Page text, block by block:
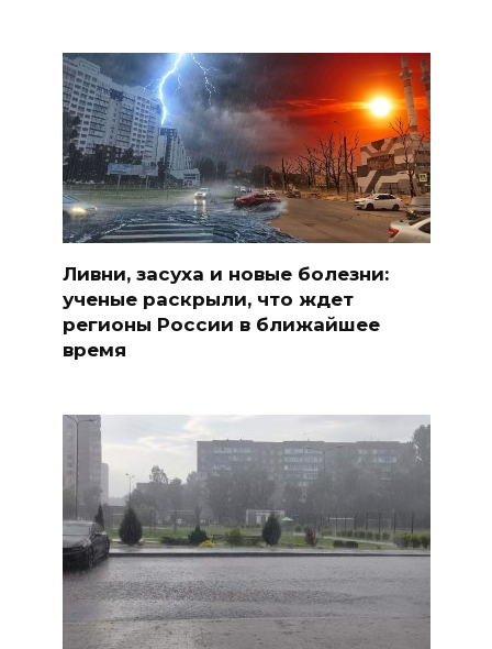
Ливни, засуха и новые болезни:
ученые раскрыли, что ждет
регионы России в ближайшее
время